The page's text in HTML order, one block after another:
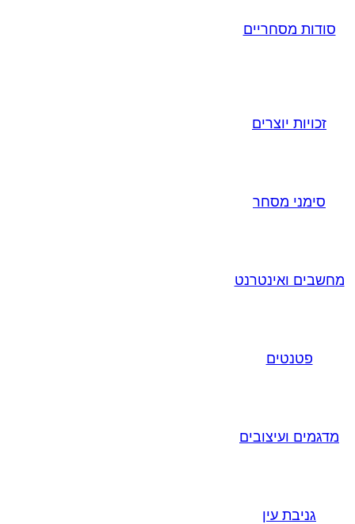
סודות מסחריים
זכויות יוצרים
סימני מסחר
מחשבים ואינטרנט
פטנטים
מדגמים ועיצובים
גניבת עין